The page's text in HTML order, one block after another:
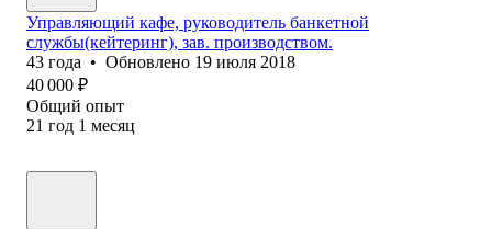
Управляющий кафе, руководитель банкетной
службы(кейтеринг), зав. производством.
43 года • Обновлено 19 июля 2018
40 000 ₽
Общий опыт
21 год 1 месяц